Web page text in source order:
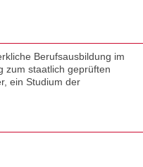
Berufsausbildung im
zum staatlich geprüften
ein Studium der